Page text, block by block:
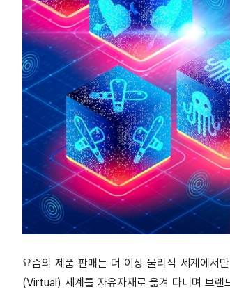
요즘의 제품 판매는 더 이상 물리적 세계에서
(Virtual) 세계를 자유자재로 옮겨 다니며 브랜